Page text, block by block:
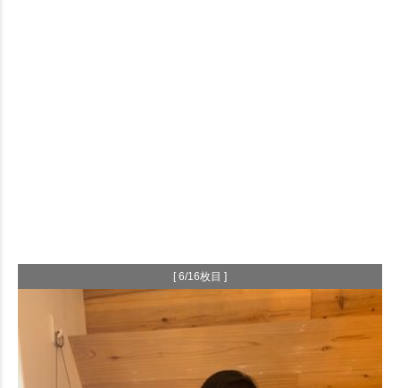
[ 6/16枚目 ]